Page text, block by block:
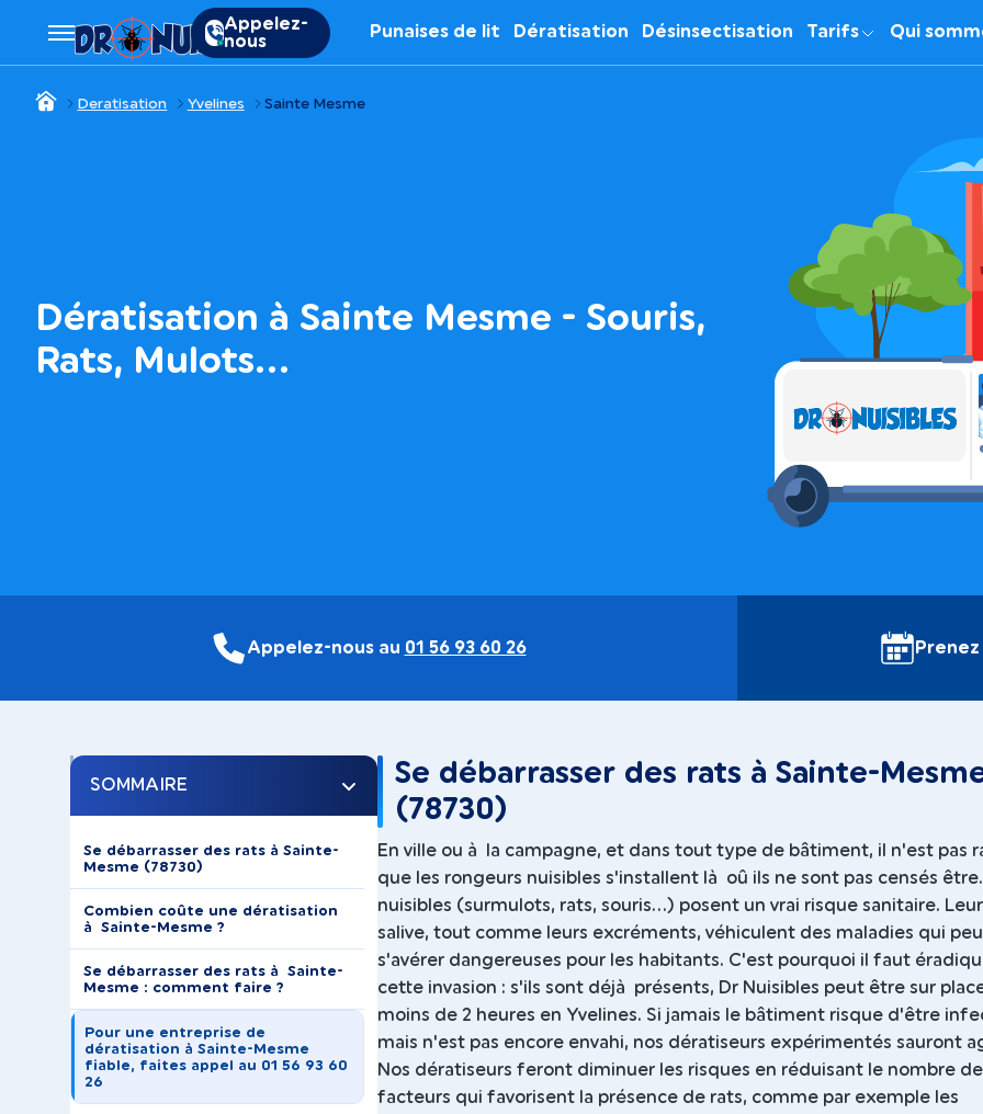
Appelez-
nous
Punaises de lit Dératisation Désinsectisation Tarifs Qui
Deratisation Yvelines Sainte Mesme
Dératisation à Sainte Mesme - Souris,
Rats, Mulots…
Appelez-nous au 01 56 93 60 26
SOMMAIRE
Se débarrasser des rats à Sainte-
Mesme (78730)
Combien coûte une dératisation
à Sainte-Mesme ?
Se débarrasser des rats à Sainte-
Mesme : comment faire ?
Pour une entreprise de
dératisation à Sainte-Mesme
fiable, faites appel au 01 56 93 60
26
Se débarrasser des rats à Sainte-
(78730)
En ville ou à la campagne, et dans tout type de bâtiment, il n'est pas
que les rongeurs nuisibles s'installent là oû ils ne sont pas censés
nuisibles (surmulots, rats, souris...) posent un vrai risque sanitaire. Leur
salive, tout comme leurs excréments, véhiculent des maladies qui
s'avérer dangereuses pour les habitants. C'est pourquoi il faut
cette invasion : s'ils sont déjà présents, Dr Nuisibles peut être sur
moins de 2 heures en Yvelines. Si jamais le bâtiment risque d'être
mais n'est pas encore envahi, nos dératiseurs expérimentés sauront
Nos dératiseurs feront diminuer les risques en réduisant le nombre de
facteurs qui favorisent la présence de rats, comme par exemple les